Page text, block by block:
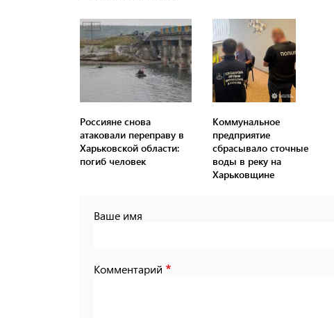
Россияне снова
атаковали переправу в
Харьковской области:
погиб человек
Коммунальное
предприятие
сбрасывало сточные
воды в реку на
Харьковщине
Ваше имя
Комментарий